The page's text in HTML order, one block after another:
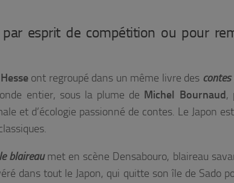
esprit de compétition ou pour
ont regroupé dans un même livre des contes
entier, sous la plume de Michel Bournaud,
et d’écologie passionné de contes. Le Japon
blaireaumet en scène Densabouro, blaireau
dans tout le Japon, qui quitte son île de Sado